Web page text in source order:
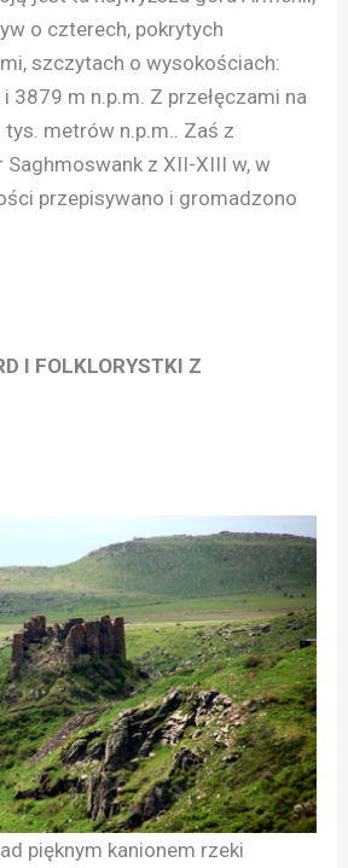
o czterech, pokrytych
szczytach o wysokościach:
3879 m n.p.m. Z przełęczami na
metrów n.p.m.. Zaś z
z XII-XIII w, w
przepisywano i gromadzono
I FOLKLORYSTKI Z
pięknym kanionem rzeki